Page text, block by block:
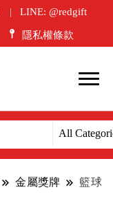
LINE: @redgift
隱私權條款
金屬獎牌
籃球